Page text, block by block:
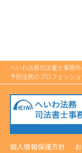
へいわ法務司法書士事務
予防法務のプロフェッショ
個人情報保護方針